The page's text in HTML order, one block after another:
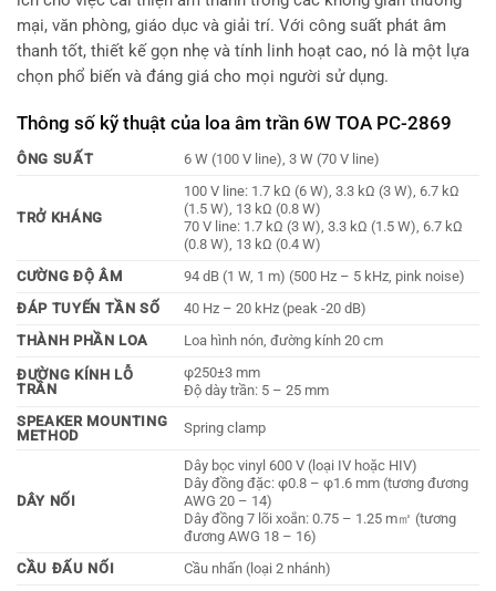
mại, văn phòng, giáo dục và giải trí. Với công suất phát âm
thanh tốt, thiết kế gọn nhẹ và tính linh hoạt cao, nó là một lựa
chọn phổ biến và đáng giá cho mọi người sử dụng.
Thông số kỹ thuật của loa âm trần 6W TOA PC-2869
ÔNG SUẤT 6 W (100 V line), 3 W (70 V line)
TRỞ KHÁNG
100 V line: 1.7 kΩ (6 W), 3.3 kΩ (3 W), 6.7 kΩ
(1.5 W), 13 kΩ (0.8 W)
70 V line: 1.7 kΩ (3 W), 3.3 kΩ (1.5 W), 6.7 kΩ
(0.8 W), 13 kΩ (0.4 W)
CƯỜNG ĐỘ ÂM
94 dB (1 W, 1 m) (500 Hz – 5 kHz, pink noise)
ĐÁP TUYẾN TẦN SỐ
40 Hz – 20 kHz (peak -20 dB)
THÀNH PHẦN LOA
Loa hình nón, đường kính 20 cm
ĐƯỜNG KÍNH LỖ
TRẦN
φ250±3 mm
Độ dày trần: 5 – 25 mm
SPEAKER MOUNTING
METHOD
Spring clamp
DÂY NỐI
Dây bọc vinyl 600 V (loại IV hoặc HIV)
Dây đồng đặc: φ0.8 – φ1.6 mm (tương đương
AWG 20 – 14)
Dây đồng 7 lõi xoắn: 0.75 – 1.25 m㎡ (tương
đương AWG 18 – 16)
CẦU ĐẤU NỐI
Cầu nhấn (loại 2 nhánh)